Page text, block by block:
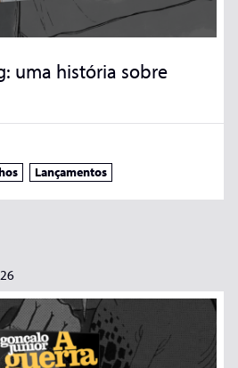
uma história sobre
Lançamentos